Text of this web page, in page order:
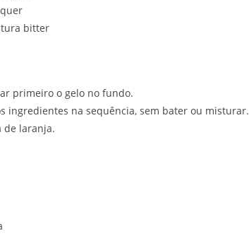
bitter
primeiro o gelo no fundo.
ingredientes na sequência, sem bater ou misturar.
de laranja.